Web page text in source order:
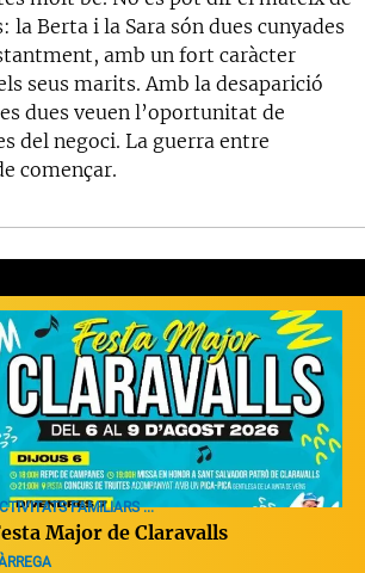
la Berta i la Sara són dues cunyades
amb un fort caràcter
seus marits. Amb la desaparició
dues veuen l’oportunitat de
del negoci. La guerra entre
començar.
FAMILIARS ...
Major de Claravalls